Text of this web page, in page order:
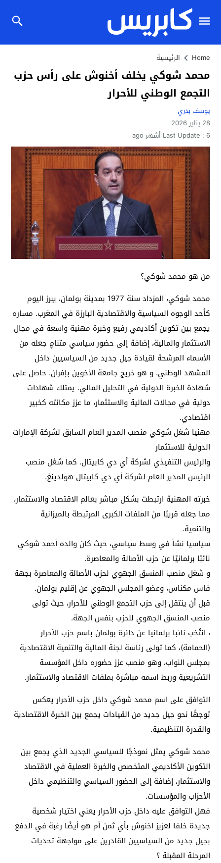
Home الرئيسية
محمد شوكي يخلف أخنوش على رأس حزب
التجمع الوطني للأحرار
يوسف بدري
28 يناير 2026
Last Update : 6 أشهر ago
من هو محمد شوكي؟
محمد شوكي، المزداد سنة 1977 بمدينة بولمان، يبرز اليوم
كأحد الوجوه السياسية والاقتصادية البارزة في المغرب. مساره
يجمع بين تكوين أكاديمي رفيع وخبرة مهنية واسعة في مجال
الاستثمار والمالية، إضافة إلى حضور سياسي متنامٍ جعله من
الأسماء المرشحة لقيادة جيل جديد من السياسيين داخل
المشهد الوطني. و هو خريج جامعة الأخوين بإفران. حاصل على
شهادة الخبرة الدولية في التحليل المالي. يمتلك شهادات
دولية في مجالات المالية والاستثمار، ما عزز مكانته كخبير
اقتصادي.
مهنيا شغل شوكي منصب المدير العام السابق لشركة الإمارات
الدولية للاستثمار
والرئيس التنفيذي لشركة أي دي كابيتال. كما شغل منصب
الرئيس المدير العام لشركة أي دي كابيتال هولدينغ.
خبرته المهنية ارتبطت بشكل مباشر بعالم الاقتصاد والاستثمار،
مما جعله قريبًا من الملفات الكبرى المرتبطة بالميزانية
والتنمية.
سياسيا نشأ في وسط سياسي، حيث كان والده أحمد شوكي
نائبًا برلمانيًا عن حزب الأصالة والمعاصرة.
و شغل منصب المنسق الجهوي لحزب الأصالة والمعاصرة بجهة
فاس مكناس، وعضو المجلس الجهوي عن إقليم بولمان.
قبل أن ينتقل إلى حزب التجمع الوطني للأحرار، حيث تولى
منصب المنسق الجهوي للحزب بنفس الجهة.
، انتُخب نائبا برلمانيا عن دائرة بولمان باسم حزب الأحرار
(الحمامة)، كما تولى رئاسة لجنة المالية والتنمية الاقتصادية
بمجلس النواب، وهو منصب عزز حضوره داخل المؤسسة
التشريعية وربط اسمه مباشرة بملفات الاقتصاد والاستثمار.
التوافق على اسم محمد شوكي داخل حزب الأحرار يعكس
توجهًا نحو جيل جديد من القيادات يجمع بين الخبرة الاقتصادية
والقدرة التنظيمية.
محمد شوكي يمثل نموذجًا للسياسي الجديد الذي يجمع بين
التكوين الأكاديمي المتخصص والخبرة العملية في الاقتصاد
والاستثمار، إضافة إلى الحضور السياسي والتنظيمي داخل
الأحزاب والمؤسسات.
فهل التوافق عليه داخل حزب الأحرار يعني اختيار شخصية
جديدة خلفا لعزيز اخنوش بأي ثمن أم هو أيضًا رغبة في الدفع
بجيل جديد من السياسيين القادرين على مواجهة تحديات
المرحلة المقبلة ؟